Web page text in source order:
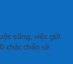
sống, việc gửi
chắc chắn sẽ